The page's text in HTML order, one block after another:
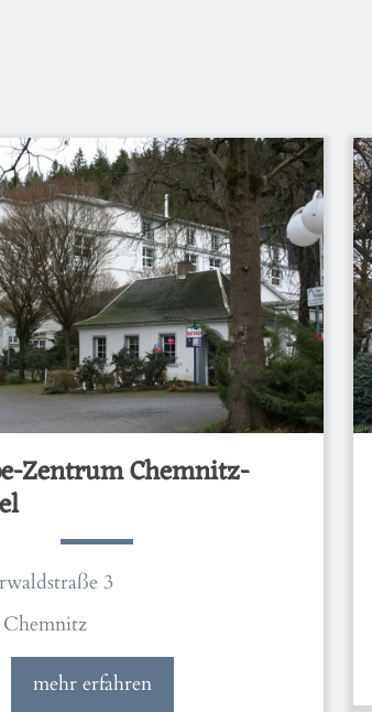
Zentrum Chemnitz-
3
Chemnitz
mehr erfahren